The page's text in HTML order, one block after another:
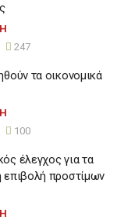
247
τα οικονομικά
100
έλεγχος για τα
επιβολή προστίμων